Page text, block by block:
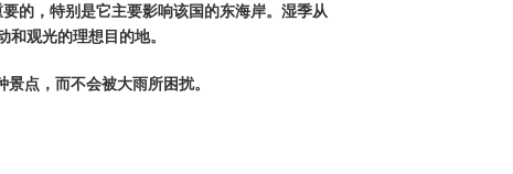
的，特别是它主要影响该国的东海岸。湿季从
观光的理想目的地。
点，而不会被大雨所困扰。